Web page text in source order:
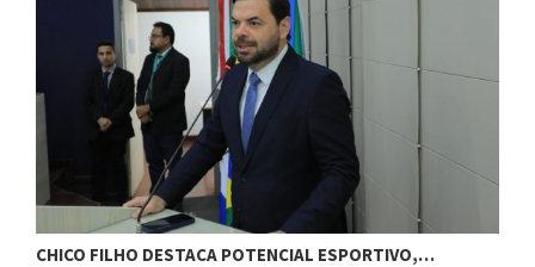
CHICO FILHO DESTACA POTENCIAL ESPORTIVO,…